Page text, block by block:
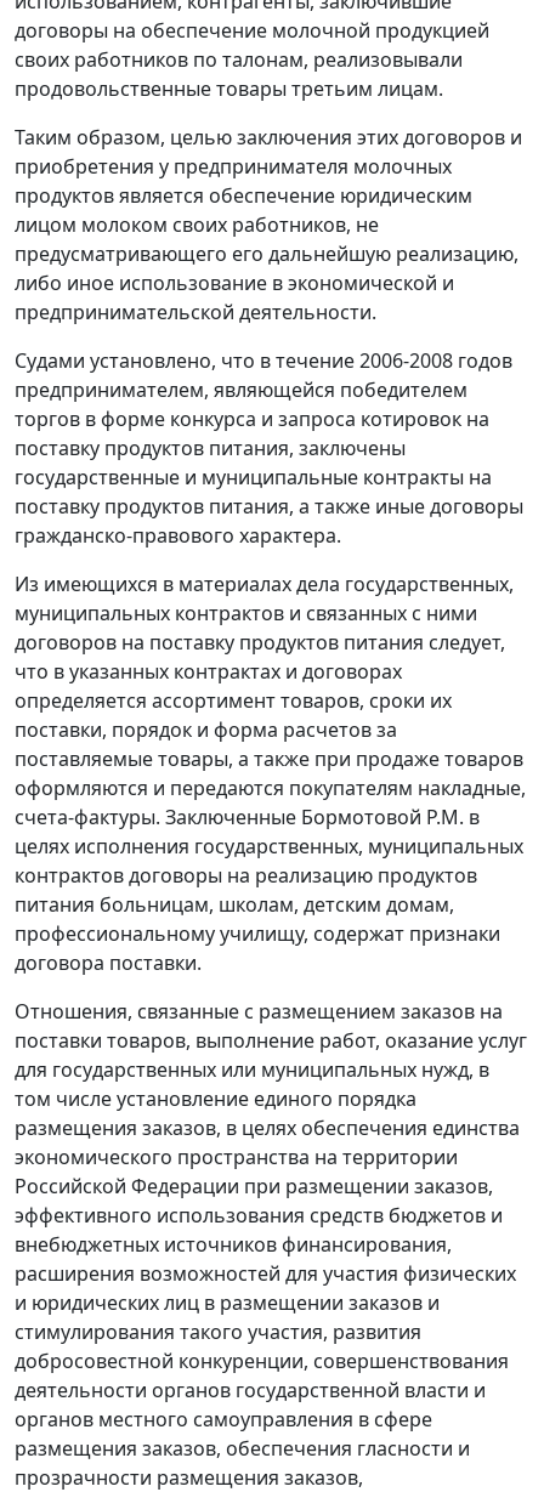
договоры на обеспечение молочной продукцией
своих работников по талонам, реализовывали
продовольственные товары третьим лицам.
Таким образом, целью заключения этих договоров и
приобретения у предпринимателя молочных
продуктов является обеспечение юридическим
лицом молоком своих работников, не
предусматривающего его дальнейшую реализацию,
либо иное использование в экономической и
предпринимательской деятельности.
Судами установлено, что в течение 2006-2008 годов
предпринимателем, являющейся победителем
торгов в форме конкурса и запроса котировок на
поставку продуктов питания, заключены
государственные и муниципальные контракты на
поставку продуктов питания, а также иные договоры
гражданско-правового характера.
Из имеющихся в материалах дела государственных,
муниципальных контрактов и связанных с ними
договоров на поставку продуктов питания следует,
что в указанных контрактах и договорах
определяется ассортимент товаров, сроки их
поставки, порядок и форма расчетов за
поставляемые товары, а также при продаже товаров
оформляются и передаются покупателям накладные,
счета-фактуры. Заключенные Бормотовой P.M. в
целях исполнения государственных, муниципальных
контрактов договоры на реализацию продуктов
питания больницам, школам, детским домам,
профессиональному училищу, содержат признаки
договора поставки.
Отношения, связанные с размещением заказов на
поставки товаров, выполнение работ, оказание услуг
для государственных или муниципальных нужд, в
том числе установление единого порядка
размещения заказов, в целях обеспечения единства
экономического пространства на территории
Российской Федерации при размещении заказов,
эффективного использования средств бюджетов и
внебюджетных источников финансирования,
расширения возможностей для участия физических
и юридических лиц в размещении заказов и
стимулирования такого участия, развития
добросовестной конкуренции, совершенствования
деятельности органов государственной власти и
органов местного самоуправления в сфере
размещения заказов, обеспечения гласности и
прозрачности размещения заказов,